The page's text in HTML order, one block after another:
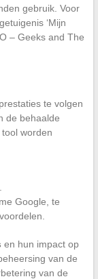
gebruik. Voor
‘Mijn
– Geeks and The
te volgen
de behaalde
worden
Google, te
en hun impact op
van de
van de